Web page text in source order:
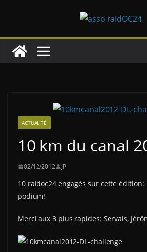
ACTUALITÉ
10 km du canal
02/12/2012 JP
10 raidoc24 engagés sur cette édition:
podium!
Merci aux 3 plus rapides: Servais,